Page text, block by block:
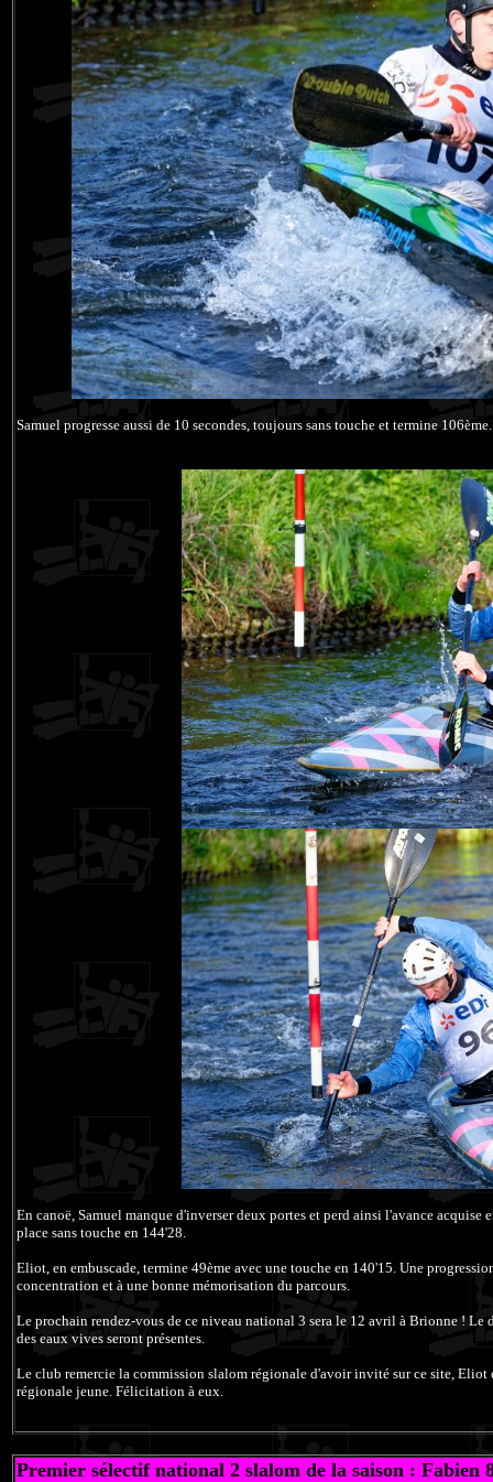
Samuel progresse aussi de 10 secondes, toujours sans touche et termine 106ème.
En canoë, Samuel manque d'inverser deux portes et perd ainsi l'avance
place sans touche en 144'28.
Eliot, en embuscade, termine 49ème avec une touche en 140'15. Une
concentration et à une bonne mémorisation du parcours.
Le prochain rendez-vous de ce niveau national 3 sera le 12 avril à Brionne ! Le
des eaux vives seront présentes.
Le club remercie la commission slalom régionale d'avoir invité sur ce site,
régionale jeune. Félicitation à eux.
Premier sélectif national 2 slalom de la saison : Fabien